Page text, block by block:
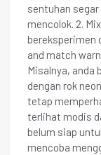
sentuhan
mencolok. 2.
bereksperimen
and match
Misalnya, anda
dengan rok
tetap
terlihat modis
belum siap
mencoba